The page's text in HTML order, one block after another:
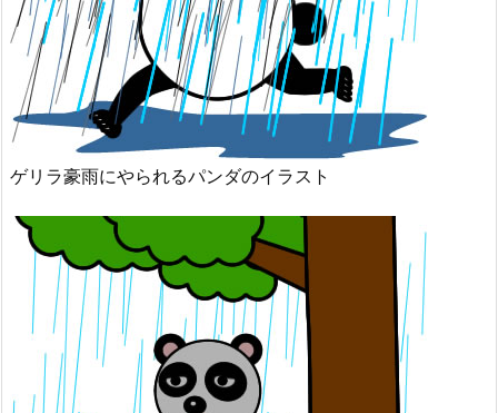
ゲリラ豪雨にやられるパンダのイラスト